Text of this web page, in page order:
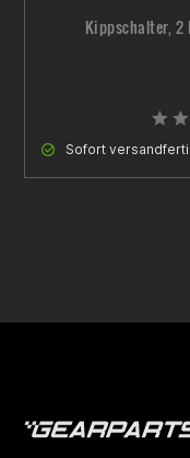
Kippschalter,
Sofort